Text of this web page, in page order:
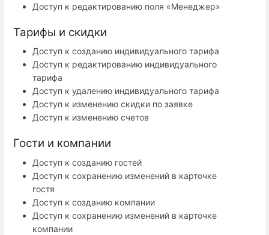
Доступ к редактированию поля «Менеджер»
Тарифы и скидки
Доступ к созданию индивидуального тарифа
Доступ к редактированию индивидуального
тарифа
Доступ к удалению индивидуального тарифа
Доступ к изменению скидки по заявке
Доступ к изменению счетов
Гости и компании
Доступ к созданию гостей
Доступ к сохранению изменений в карточке
гостя
Доступ к созданию компании
Доступ к сохранению изменений в карточке
компании